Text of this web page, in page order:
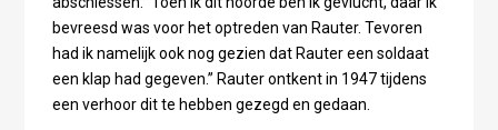
bevreesd was voor het optreden van Rauter. Tevoren
had ik namelijk ook nog gezien dat Rauter een soldaat
een klap had gegeven.” Rauter ontkent in 1947 tijdens
een verhoor dit te hebben gezegd en gedaan.